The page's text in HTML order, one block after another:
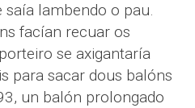
lambendo o pau.
facían recuar os
se axigantaría
para sacar dous balóns
un balón prolongado